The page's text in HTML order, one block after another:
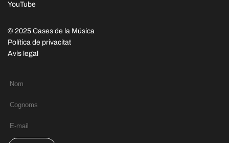
YouTube
© 2025 Cases de la Música
Política de privacitat
Avís legal